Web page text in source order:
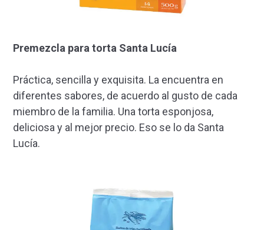
Premezcla para torta Santa Lucía
Práctica, sencilla y exquisita. La encuentra en
diferentes sabores, de acuerdo al gusto de cada
miembro de la familia. Una torta esponjosa,
deliciosa y al mejor precio. Eso se lo da Santa
Lucía.